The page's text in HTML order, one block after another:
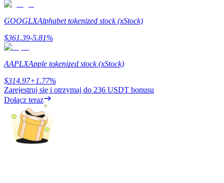
Deposit CASHCAT & Win
Deposit CASHCAT & Win
Share 500000 CASHCAT prize pool
GOOGLXAlphabet tokenized stock (xStock)
$361.39-5.81%
AAPLXApple tokenized stock (xStock)
$314.97+1.77%
Zarejestruj się i otrzymaj do 236 USDT bonusu
Dołącz teraz